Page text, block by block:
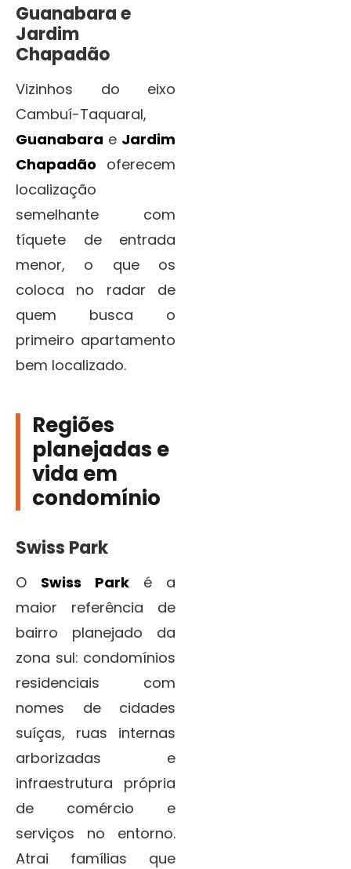
Guanabara e
Jardim
Chapadão
Vizinhos do eixo
Cambuí-Taquaral,
Guanabara e Jardim
Chapadão oferecem
localização
semelhante com
tíquete de entrada
menor, o que os
coloca no radar de
quem busca o
primeiro apartamento
bem localizado.
Regiões
planejadas e
vida em
condomínio
Swiss Park
O Swiss Park é a
maior referência de
bairro planejado da
zona sul: condomínios
residenciais com
nomes de cidades
suíças, ruas internas
arborizadas e
infraestrutura própria
de comércio e
serviços no entorno.
Atrai famílias que